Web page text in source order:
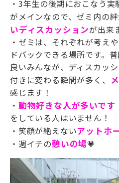
・ 3年生の後期におこなう実
がメインなので、ゼミ内の
いディスカッションが出来
・ゼミは、それぞれが考え
ドバックできる場所です。
良いみんなが、ディスカッ
付きに変わる瞬間が多く、
感じます！
・ 動物好きな人が多いです
をしている人はいません！
・笑顔が絶えないアットホ
・ 週イチの憩いの場💗